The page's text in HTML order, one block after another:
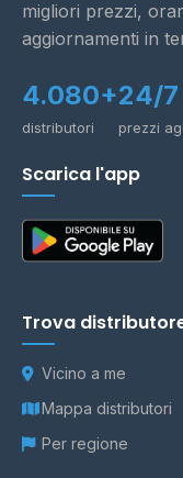
migliori prezzi,
aggiornamenti in
4.080+
distributori
24/7
prezzi
Scarica l'app
Trova
Vicino a me
Mappa distributori
Per regione